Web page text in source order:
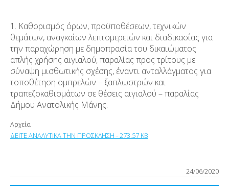
1. Καθορισμός όρων, προϋποθέσεων, τεχνικών
θεμάτων, αναγκαίων λεπτομερειών και διαδικασίας για
την παραχώρηση με δημοπρασία του δικαιώματος
απλής χρήσης αιγιαλού, παραλίας προς τρίτους με
σύναψη μισθωτικής σχέσης, έναντι ανταλλάγματος για
τοποθέτηση ομπρελών – ξαπλωστρών και
τραπεζοκαθισμάτων σε θέσεις αιγιαλού – παραλίας
Δήμου Ανατολικής Μάνης.
Αρχεία
ΔΕΙΤΕ ΑΝΑΛΥΤΙΚΑ ΤΗΝ ΠΡΟΣΚΛΗΣΗ - 273.57 KB
24/06/2020